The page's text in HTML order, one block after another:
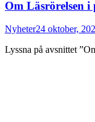
Om Läsrörelsen
Nyheter24 oktober,
Lyssna på avsnittet